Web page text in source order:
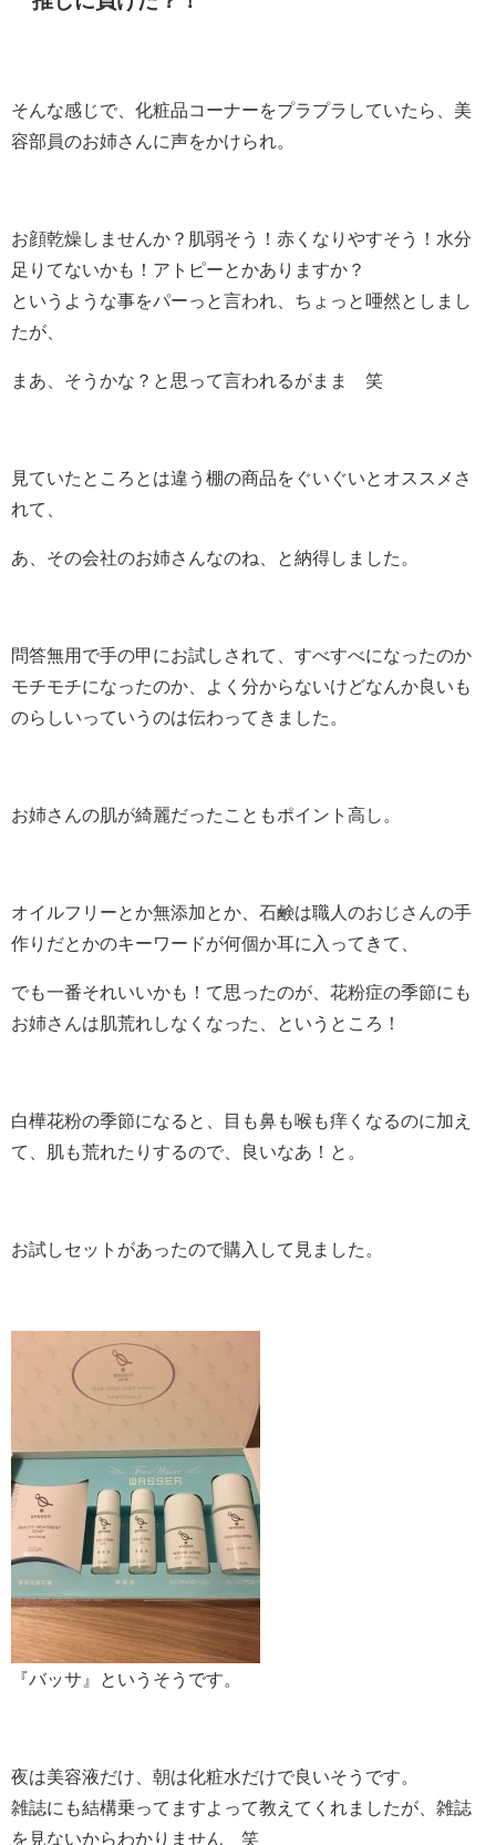
そんな感じで、化粧品コーナーをプラプラしていたら、美
容部員のお姉さんに声をかけられ。
お顔乾燥しませんか？肌弱そう！赤くなりやすそう！水分
足りてないかも！アトピーとかありますか？
というような事をパーっと言われ、ちょっと唖然としまし
たが、
まあ、そうかな？と思って言われるがまま 笑
見ていたところとは違う棚の商品をぐいぐいとオススメさ
れて、
あ、その会社のお姉さんなのね、と納得しました。
問答無用で手の甲にお試しされて、すべすべになったのか
モチモチになったのか、よく分からないけどなんか良いも
のらしいっていうのは伝わってきました。
お姉さんの肌が綺麗だったこともポイント高し。
オイルフリーとか無添加とか、石鹸は職人のおじさんの手
作りだとかのキーワードが何個か耳に入ってきて、
でも一番それいいかも！て思ったのが、花粉症の季節にも
お姉さんは肌荒れしなくなった、というところ！
白樺花粉の季節になると、目も鼻も喉も痒くなるのに加え
て、肌も荒れたりするので、良いなあ！と。
お試しセットがあったので購入して見ました。
『バッサ』というそうです。
夜は美容液だけ、朝は化粧水だけで良いそうです。
雑誌にも結構乗ってますよって教えてくれましたが、雑誌
を見ないからわかりません 笑